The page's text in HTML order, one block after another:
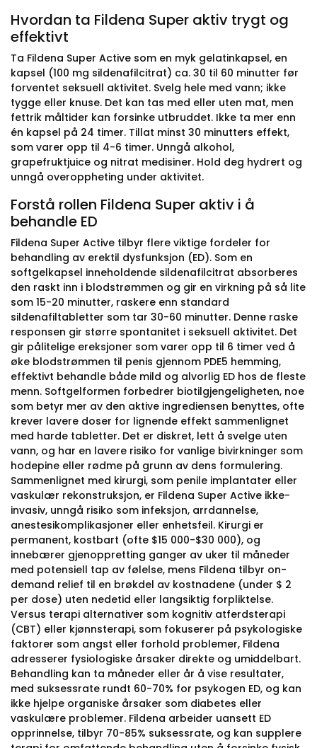
Hvordan ta Fildena Super aktiv trygt og
effektivt
Ta Fildena Super Active som en myk gelatinkapsel, en
kapsel (100 mg sildenafilcitrat) ca. 30 til 60 minutter før
forventet seksuell aktivitet. Svelg hele med vann; ikke
tygge eller knuse. Det kan tas med eller uten mat, men
fettrik måltider kan forsinke utbruddet. Ikke ta mer enn
én kapsel på 24 timer. Tillat minst 30 minutters effekt,
som varer opp til 4-6 timer. Unngå alkohol,
grapefruktjuice og nitrat medisiner. Hold deg hydrert og
unngå overoppheting under aktivitet.
Forstå rollen Fildena Super aktiv i å
behandle ED
Fildena Super Active tilbyr flere viktige fordeler for
behandling av erektil dysfunksjon (ED). Som en
softgelkapsel inneholdende sildenafilcitrat absorberes
den raskt inn i blodstrømmen og gir en virkning på så lite
som 15-20 minutter, raskere enn standard
sildenafiltabletter som tar 30-60 minutter. Denne raske
responsen gir større spontanitet i seksuell aktivitet. Det
gir pålitelige ereksjoner som varer opp til 6 timer ved å
øke blodstrømmen til penis gjennom PDE5 hemming,
effektivt behandle både mild og alvorlig ED hos de fleste
menn. Softgelformen forbedrer biotilgjengeligheten, noe
som betyr mer av den aktive ingrediensen benyttes, ofte
krever lavere doser for lignende effekt sammenlignet
med harde tabletter. Det er diskret, lett å svelge uten
vann, og har en lavere risiko for vanlige bivirkninger som
hodepine eller rødme på grunn av dens formulering.
Sammenlignet med kirurgi, som penile implantater eller
vaskulær rekonstruksjon, er Fildena Super Active ikke-
invasiv, unngå risiko som infeksjon, arrdannelse,
anestesikomplikasjoner eller enhetsfeil. Kirurgi er
permanent, kostbart (ofte $15 000-$30 000), og
innebærer gjenoppretting ganger av uker til måneder
med potensiell tap av følelse, mens Fildena tilbyr on-
demand relief til en brøkdel av kostnadene (under $ 2
per dose) uten nedetid eller langsiktig forpliktelse.
Versus terapi alternativer som kognitiv atferdsterapi
(CBT) eller kjønnsterapi, som fokuserer på psykologiske
faktorer som angst eller forhold problemer, Fildena
adresserer fysiologiske årsaker direkte og umiddelbart.
Behandling kan ta måneder eller år å vise resultater,
med suksessrate rundt 60-70% for psykogen ED, og kan
ikke hjelpe organiske årsaker som diabetes eller
vaskulære problemer. Fildena arbeider uansett ED
opprinnelse, tilbyr 70-85% suksessrate, og kan supplere